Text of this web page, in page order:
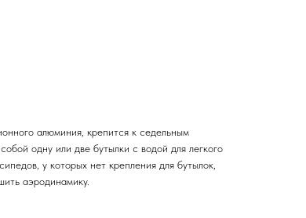
алюминия, крепится к седельным
одну или две бутылки с водой для легкого
у которых нет крепления для бутылок,
аэродинамику.